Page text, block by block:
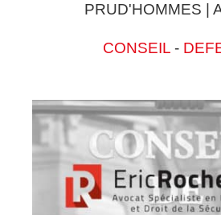
PRUD'HOMMES |
CONSEIL -